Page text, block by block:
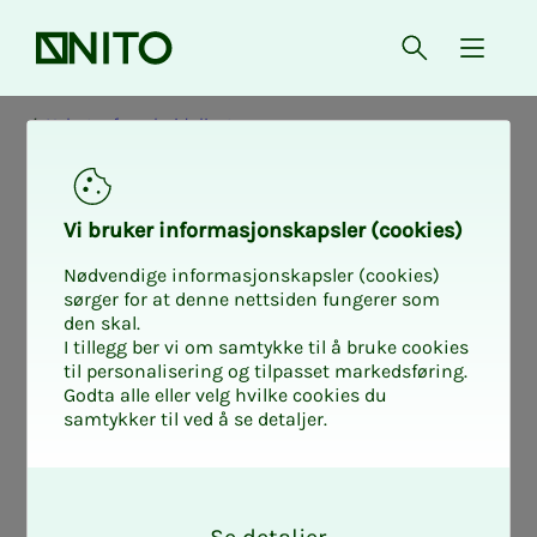
Forsiden Åpne søk
{
Nyheter fra arbeidslivet
Vi bru­­­ker in­­­for­­­ma­­­sjons­­­kaps­­­­­ler (cookies)
Nødvendige informasjonskapsler (cookies)
sørger for at denne nettsiden fungerer som
den skal.
I tillegg ber vi om samtykke til å bruke cookies
til personalisering og tilpasset markedsføring.
Godta alle eller velg hvilke cookies du
samtykker til ved å se detaljer.